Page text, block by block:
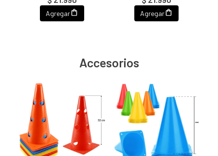
Agregar Agregar
Accesorios